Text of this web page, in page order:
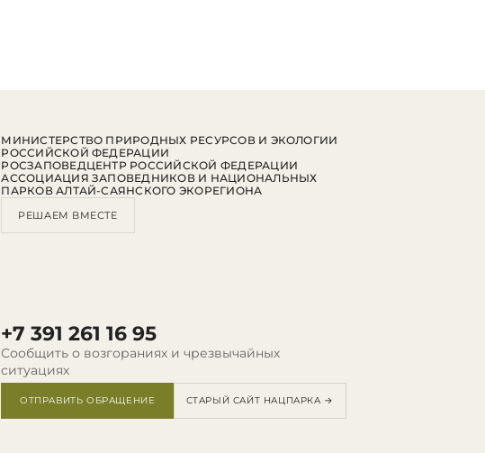
+7 391 261 16 95
Сообщить о возгораниях и чрезвычайных
ситуациях
ОТПРАВИТЬ ОБРАЩЕНИЕ СТАРЫЙ САЙТ НАЦПАРКА →
МИНИСТЕРСТВО ПРИРОДНЫХ РЕСУРСОВ И ЭКОЛОГИИ
РОССИЙСКОЙ ФЕДЕРАЦИИ
РОСЗАПОВЕДЦЕНТР РОССИЙСКОЙ ФЕДЕРАЦИИ
АССОЦИАЦИЯ ЗАПОВЕДНИКОВ И НАЦИОНАЛЬНЫХ
ПАРКОВ АЛТАЙ-САЯНСКОГО ЭКОРЕГИОНА
РЕШАЕМ ВМЕСТЕ